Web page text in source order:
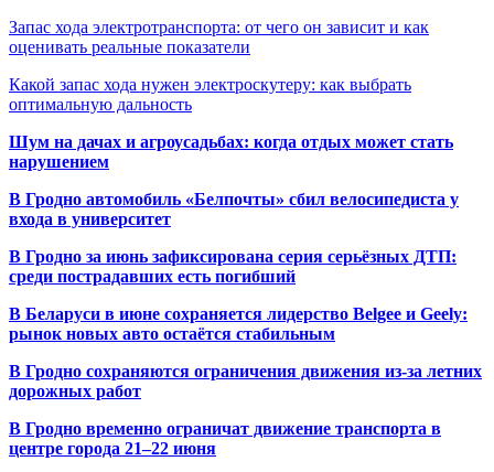
Запас хода электротранспорта: от чего он зависит и как
оценивать реальные показатели
Какой запас хода нужен электроскутеру: как выбрать
оптимальную дальность
Шум на дачах и агроусадьбах: когда отдых может стать
нарушением
В Гродно автомобиль «Белпочты» сбил велосипедиста у
входа в университет
В Гродно за июнь зафиксирована серия серьёзных ДТП:
среди пострадавших есть погибший
В Беларуси в июне сохраняется лидерство Belgee и Geely:
рынок новых авто остаётся стабильным
В Гродно сохраняются ограничения движения из-за летних
дорожных работ
В Гродно временно ограничат движение транспорта в
центре города 21–22 июня